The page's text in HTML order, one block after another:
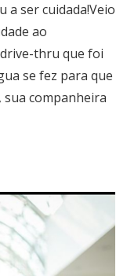
a ser cuidada!Veio
ao
thru que foi
se fez para que
sua companheira